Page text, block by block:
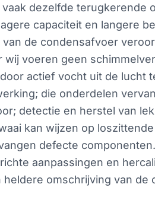
dezelfde
capaciteit en langere
de condensafvoer
wij voeren geen
actief vocht uit de lucht
die onderdelen
detectie en herstel van
kan wijzen op
defecte
aanpassingen en
omschrijving van